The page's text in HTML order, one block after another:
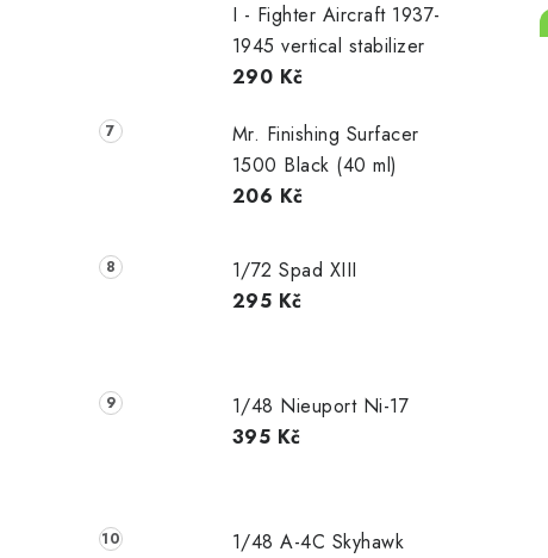
I - Fighter Aircraft 1937-
1945 vertical stabilizer
290 Kč
Mr. Finishing Surfacer
1500 Black (40 ml)
206 Kč
1/72 Spad XIII
295 Kč
1/48 Nieuport Ni-17
395 Kč
1/48 A-4C Skyhawk